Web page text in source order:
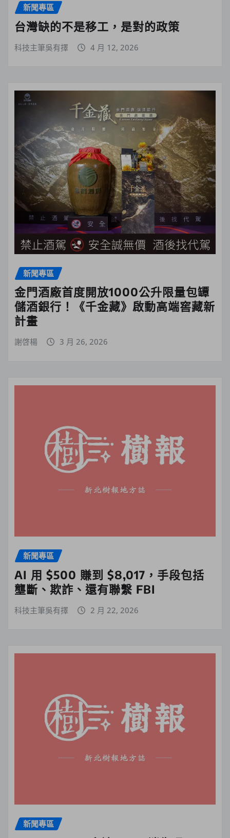
新聞專區
台灣缺的不是移工，是對的政策
科技主筆吳有擇 4 月 12, 2026
新聞專區
金門酒廠首度開放1000公升限量包罈
儲酒銀行！《千金藏》啟動高端窖藏新
計畫
謝啓楊 3 月 26, 2026
新聞專區
AI 用 $500 賺到 $8,017，手段包括
壟斷、欺詐、還有聯繫 FBI
科技主筆吳有擇 2 月 22, 2026
新聞專區